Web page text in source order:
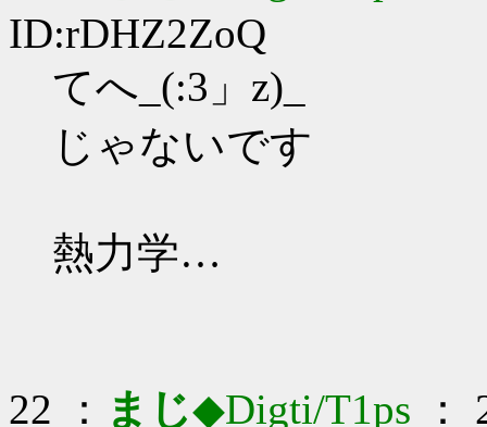
ID:rDHZ2ZoQ
てへ_(:3」z)_
じゃないです
熱力学…
22 ： まじ◆Digti/T1ps ：